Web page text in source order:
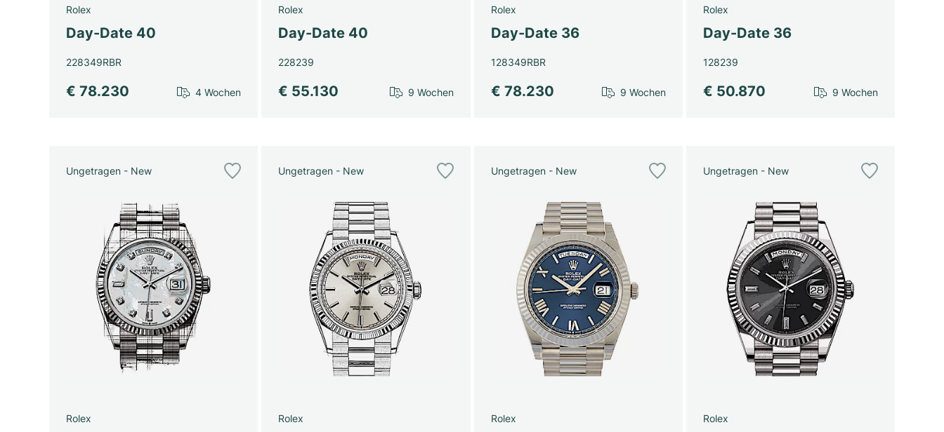
Rolex
Day-Date 40
228349RBR
€ 78.230 4 Wochen
Rolex
Day-Date 40
228239
€ 55.130 9 Wochen
Rolex
Day-Date 36
128349RBR
€ 78.230 9 Wochen
Rolex
Day-Date 36
128239
€ 50.870 9 Wochen
Ungetragen - New
Rolex
Ungetragen - New
Rolex
Ungetragen - New
Rolex
Ungetragen - New
Rolex